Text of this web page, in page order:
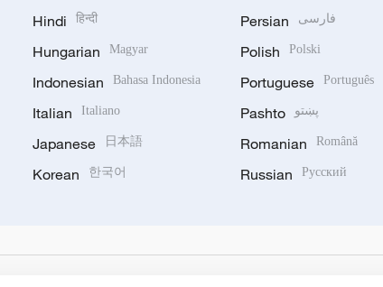
Hindi हिन्दी
Hungarian Magyar
Indonesian Bahasa Indonesia
Italian Italiano
Japanese 日本語
Korean 한국어
Persian فارسی
Polish Polski
Portuguese Português
Pashto پښتو
Romanian Română
Russian Русский